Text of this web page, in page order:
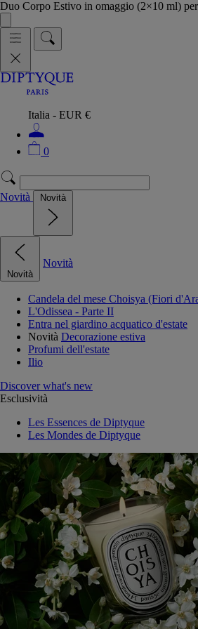
Duo Corpo Estivo in omaggio (2×10 ml)
Italia - EUR €
0
Novità Novità
Novità
Novità
Candela del mese Choisya (Fiori
L'Odissea - Parte II
Entra nel giardino acquatico d'estate
Novità Decorazione estiva
Profumi dell'estate
Ilio
Discover what's new
Esclusività
Les Essences de Diptyque
Les Mondes de Diptyque